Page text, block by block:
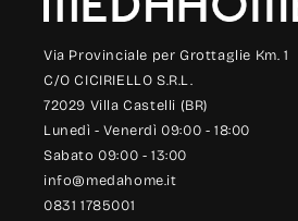
Via Provinciale per Grottaglie Km. 1
C/O CICIRIELLO S.R.L.
72029 Villa Castelli (BR)
Lunedì - Venerdì 09:00 - 18:00
Sabato 09:00 - 13:00
info@medahome.it
0831 1785001